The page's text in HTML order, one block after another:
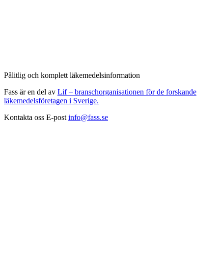
Pålitlig och komplett läkemedelsinformation
Fass är en del av Lif – branschorganisationen för de forskande
läkemedelsföretagen i Sverige.
Kontakta oss E-post info@fass.se